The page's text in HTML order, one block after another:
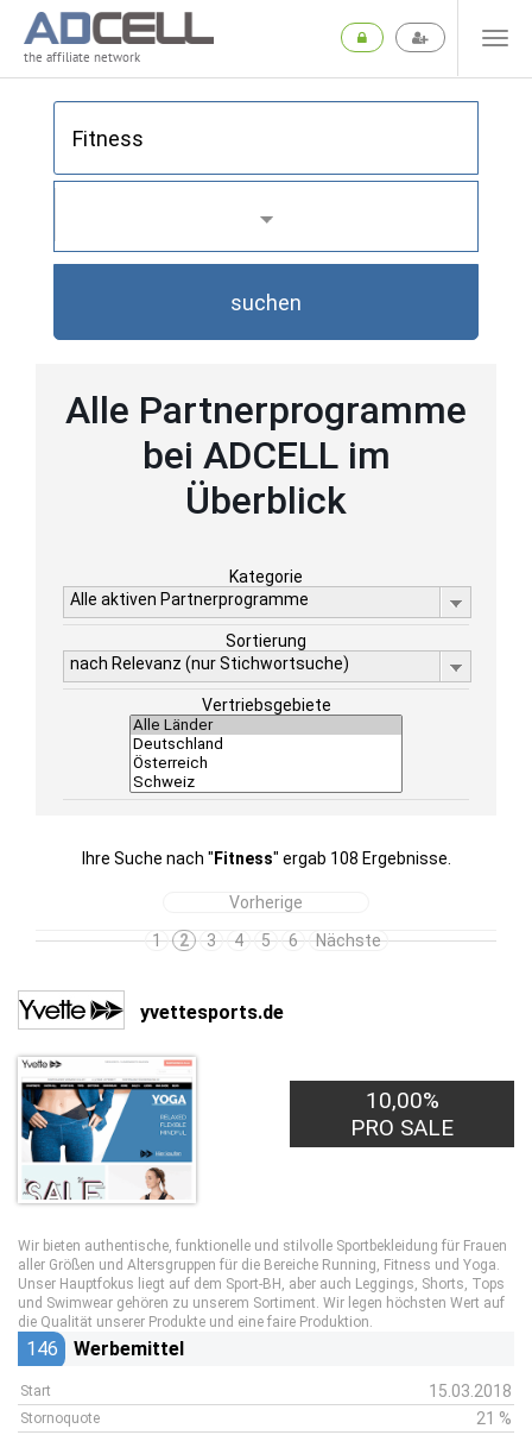
the affiliate network
suchen
Alle Partnerprogramme
bei ADCELL im
Überblick
Kategorie
Alle aktiven Partnerprogramme
Sortierung
nach Relevanz (nur Stichwortsuche)
Vertriebsgebiete
Ihre Suche nach " Fitness" ergab 108 Ergebnisse.
Vorherige
1
2 3 4 5 6 Nächste
yvettesports.de
10,00%
PRO SALE
Wir bieten authentische, funktionelle und stilvolle Sportbekleidung für Frauen
aller Größen und Altersgruppen für die Bereiche Running, Fitness und Yoga.
Unser Hauptfokus liegt auf dem Sport-BH, aber auch Leggings, Shorts, Tops
und Swimwear gehören zu unserem Sortiment. Wir legen höchsten Wert auf
die Qualität unserer Produkte und eine faire Produktion.
146 Werbemittel
Start 15.03.2018
Stornoquote 21 %